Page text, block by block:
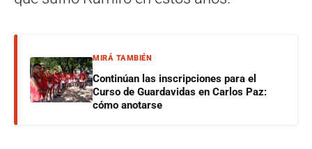
MIRÁ TAMBIÉN
Continúan las inscripciones para el
Curso de Guardavidas en Carlos Paz:
cómo anotarse